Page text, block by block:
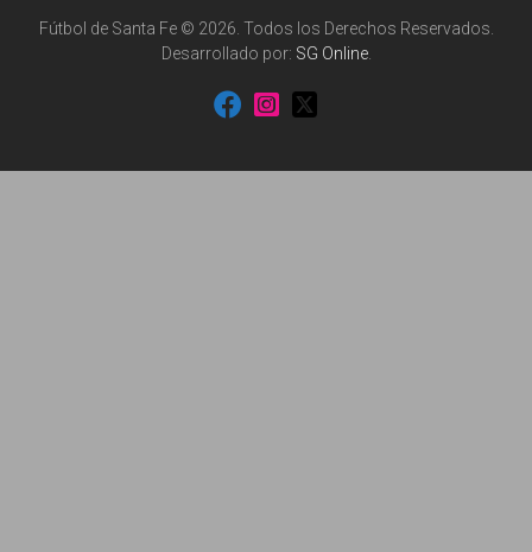
Fútbol de Santa Fe © 2026. Todos los Derechos Reservados.
Desarrollado por: SG Online.